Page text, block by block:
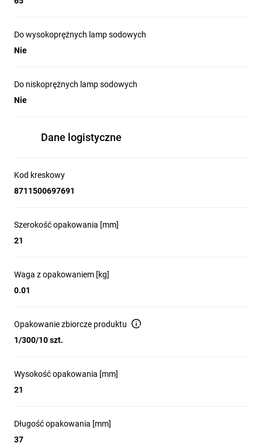
Do wysokoprężnych lamp sodowych
Nie
Do niskoprężnych lamp sodowych
Nie
Dane logistyczne
Kod kreskowy
8711500697691
Szerokość opakowania [mm]
21
Waga z opakowaniem [kg]
0.01
Opakowanie zbiorcze produktu
1/300/10 szt.
Wysokość opakowania [mm]
21
Długość opakowania [mm]
37